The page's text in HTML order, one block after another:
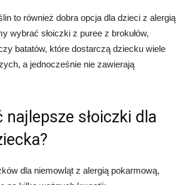
to również dobra opcja dla dzieci z alergią
wybrać słoiczki z puree z brokułów,
batatów, które dostarczą dziecku wiele
a jednocześnie nie zawierają
słoiczki dla
dla niemowląt z alergią pokarmową,